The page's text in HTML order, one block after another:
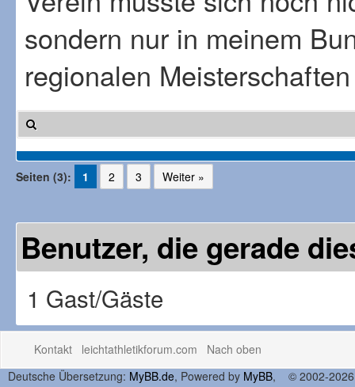
sondern nur in meinem
regionalen
Seiten (3): 1 2 3 Weiter »
Benutzer, die gerade
1 Gast/Gäste
Kontakt leichtathletikforum.com
Nach oben
Deutsche Übersetzung: MyBB.de, Powered by MyBB, © 2002-